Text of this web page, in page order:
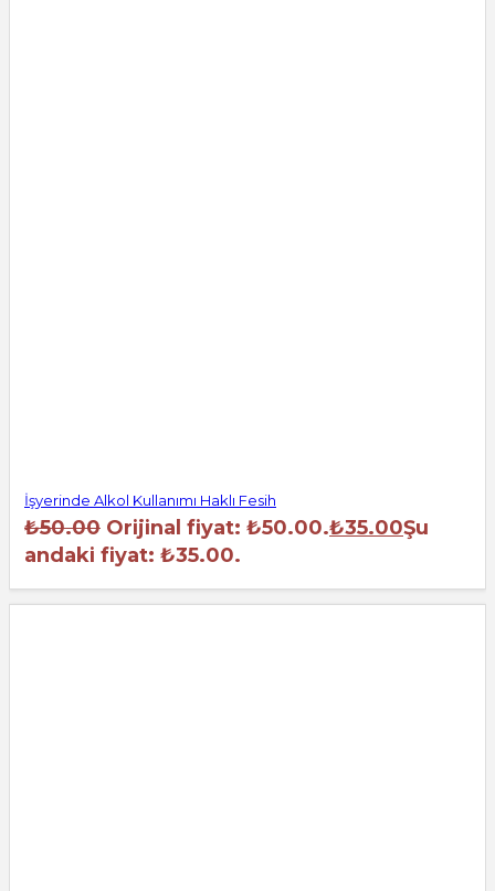
İşyerinde Alkol Kullanımı Haklı Fesih
₺50.00 Orijinal fiyat: ₺50.00.₺35.00Şu
andaki fiyat: ₺35.00.